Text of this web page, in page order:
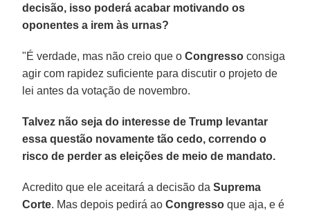
decisão, isso poderá acabar motivando os
oponentes a irem às urnas?
"É verdade, mas não creio que oCongresso consiga
agir com rapidez suficiente para discutir o projeto de
lei antes da votação de novembro.
Talvez não seja do interesse de Trump levantar
essa questão novamente tão cedo, correndo o
risco de perder as eleições de meio de mandato.
Acredito que ele aceitará a decisão daSuprema
Corte. Mas depois pedirá aoCongresso que aja, e é